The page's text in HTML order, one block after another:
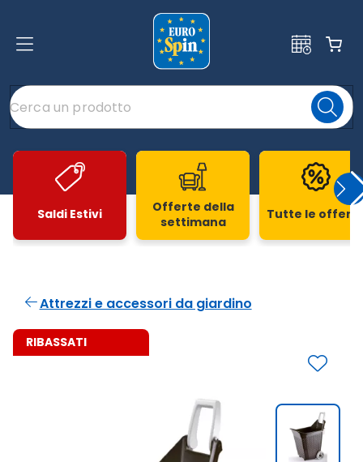
Saldi Estivi
Offerte della
settimana
Tutte le
Attrezzi e accessori da giardino
RIBASSATI